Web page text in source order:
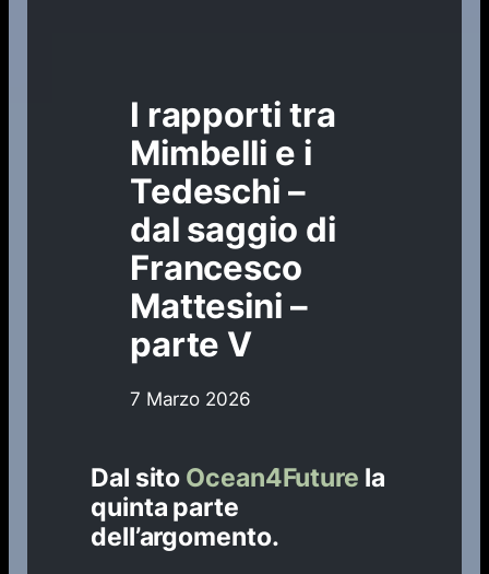
I rapporti tra
Mimbelli e i
Tedeschi –
dal saggio di
Francesco
Mattesini –
parte V
7 Marzo 2026
Dal sito Ocean4Future la
quinta parte
dell’argomento.